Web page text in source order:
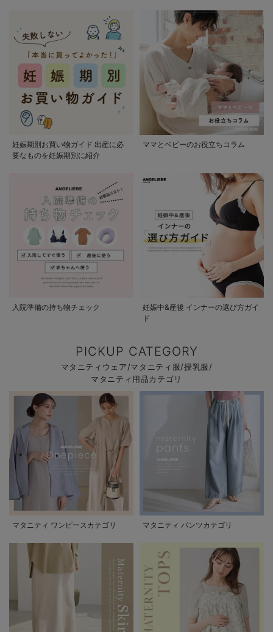
妊娠期別お買い物ガイド 出産に必
要なものを妊娠期別に紹介
ママとベビーのお役立ちコラム
入院準備の持ち物チェック
妊娠中&産後 インナーの選び方ガイ
ド
PICKUP CATEGORY
マタニティウェア/マタニティ服/授乳服/
マタニティ用品カテゴリ
マタニティ ワンピースカテゴリ マタニティ パンツカテゴリ